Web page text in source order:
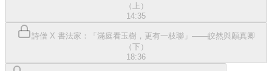
（上）
14:35
詩僧 X 書法家：「滿庭看玉樹，更有一枝聯」——皎然與顏真卿
（下）
18:36